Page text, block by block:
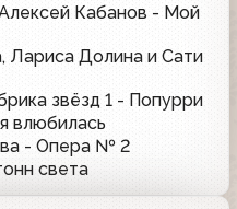
Кабанов - Мой
Долина и Сати
звёзд 1 - Попурри
влюбилась
- Опера № 2
света